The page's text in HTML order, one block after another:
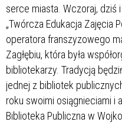
serce miasta. Wczoraj, dziś
„Twórcza Edukacja Zajęcia
operatora franszyzowego
Zagłębiu, która była
bibliotekarzy. Tradycją
jednej z bibliotek
roku swoimi osiągnieciami i
Biblioteka Publiczna w